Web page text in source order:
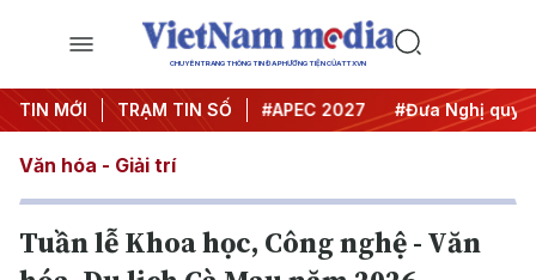
CHUYÊN TRANG THÔNG TIN ĐA PHƯƠNG TIỆN CỦA TTXVN
TIN MỚI TRẠM TIN SỐ
#Hội nghị Trung ương 3 #APEC 2027 #Đưa Nghị quyết
Văn hóa - Giải trí
Tuần lễ Khoa học, Công nghệ - Văn